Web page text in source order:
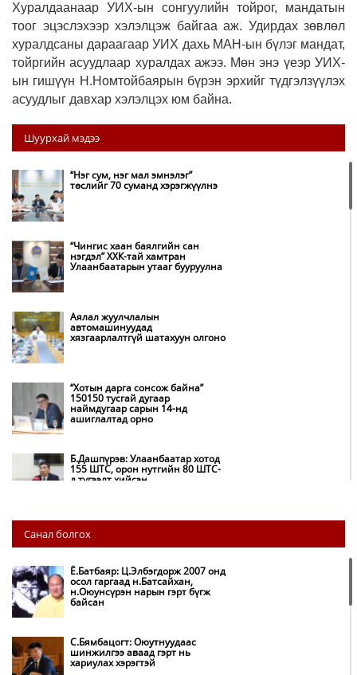
Хуралдаанаар УИХ-ын сонгуулийн тойрог, мандатын
тоог эцэслэхээр хэлэлцэж байгаа аж. Удирдах зөвлөл
хуралдсаны дараагаарУИХ дахь МАН-ын бүлэг мандат,
тойргийн асуудлаар хуралдах ажээ. Мөн энэ үеэр УИХ-
ын гишүүн Н.Номтойбаярын бүрэн эрхийг түдгэлзүүлэх
асуудлыг давхар хэлэлцэх юм байна.
Шуурхай мэдээ
“Нэг сум, нэг мал эмнэлэг”
төслийг 70 суманд хэрэгжүүлнэ
“Чингис хаан баялгийн сан
нэгдэл” ХХК-тай хамтран
Улаанбаатарын утааг бууруулна
Аялал жуулчлалын
автомашинуудад
хязгаарлалтгүй шатахуун олгоно
“Хотын дарга сонсож байна”
150150 тусгай дугаар
наймдугаар сарын 14-нд
ашиглалтад орно
Б.Дашпүрэв: Улаанбаатар хотод
155 ШТС, орон нутгийн 80 ШТС-
д түгээлт хийсэн
НИТХ: Багануур ХК-ийг түшиглэн
нүүрс-пиролизийн үйлдвэр
байгуулж, ирэх оноос хагас кокс
Амаргүй цаг үеийг ирэх
НИТХ-ын төлөөлөгчид COP17
Санал болгох
Ё.Батбаяр: Ц.Элбэгдорж 2007 онд
осол гаргаад н.Батсайхан,
н.Оюунсүрэн нарын гэрт бүгж
байсан
С.Бямбацогт: Оюутнуудаас
шинжилгээ аваад гэрт нь
хариулах хэрэгтэй